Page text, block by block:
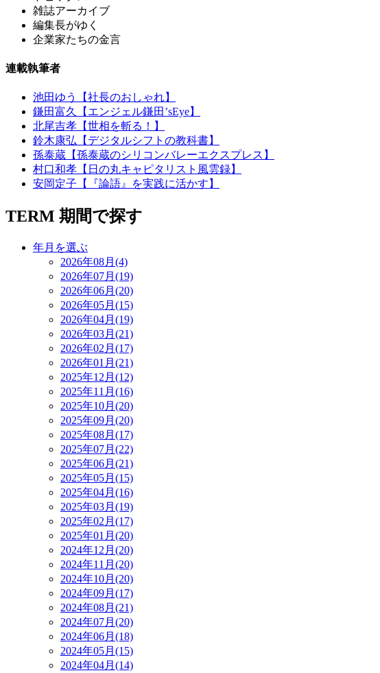
雑誌アーカイブ
編集長がゆく
企業家たちの金言
連載執筆者
池田ゆう【社長のおしゃれ】
鎌田富久【エンジェル鎌田’sEye】
北尾吉孝【世相を斬る！】
鈴木康弘【デジタルシフトの教科書】
孫泰蔵【孫泰蔵のシリコンバレーエクスプレス】
村口和孝【日の丸キャピタリスト風雲録】
安岡定子【『論語』を実践に活かす】
TERM 期間で探す
年月を選ぶ
2026年08月(4)
2026年07月(19)
2026年06月(20)
2026年05月(15)
2026年04月(19)
2026年03月(21)
2026年02月(17)
2026年01月(21)
2025年12月(12)
2025年11月(16)
2025年10月(20)
2025年09月(20)
2025年08月(17)
2025年07月(22)
2025年06月(21)
2025年05月(15)
2025年04月(16)
2025年03月(19)
2025年02月(17)
2025年01月(20)
2024年12月(20)
2024年11月(20)
2024年10月(20)
2024年09月(17)
2024年08月(21)
2024年07月(20)
2024年06月(18)
2024年05月(15)
2024年04月(14)